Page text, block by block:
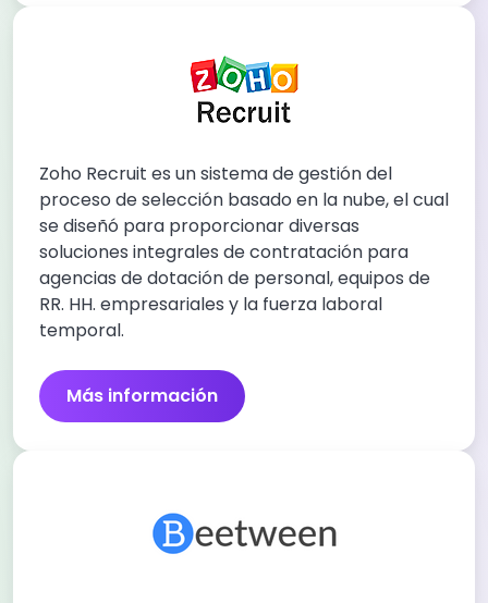
Zoho Recruit es un sistema de gestión del
proceso de selección basado en la nube, el cual
se diseñó para proporcionar diversas
soluciones integrales de contratación para
agencias de dotación de personal, equipos de
RR. HH. empresariales y la fuerza laboral
temporal.
Más información